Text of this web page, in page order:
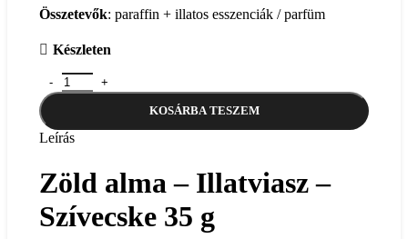
was:
620Ft.
is:
Összetevők: paraffin + illatos esszenciák / parfüm
Készleten
Zöld alma - Illatviasz - Szívecske 35 g mennyiség
KOSÁRBA TESZEM
Leírás
Zöld alma – Illatviasz –
Szívecske 35 g